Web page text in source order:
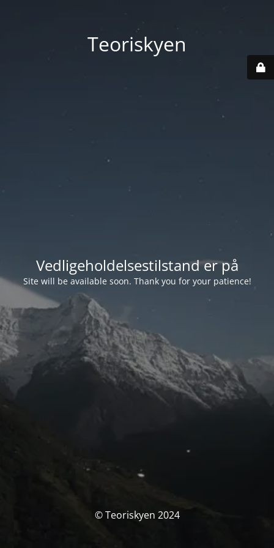
Teoriskyen
Vedligeholdelsestilstand er på
Site will be available soon. Thank you for your patience!
© Teoriskyen 2024